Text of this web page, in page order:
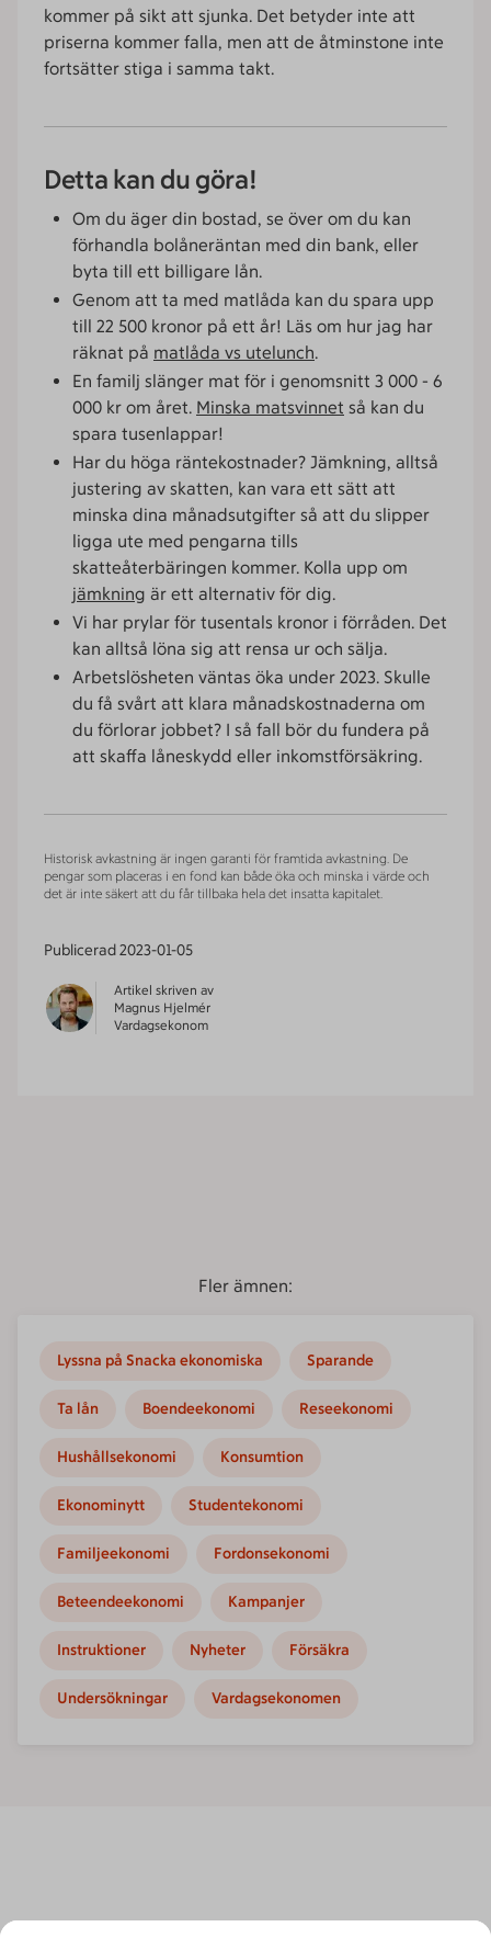
kommer på sikt att sjunka. Det betyder inte att
priserna kommer falla, men att de åtminstone inte
fortsätter stiga i samma takt.
Detta kan du göra!
Om du äger din bostad, se över om du kan
förhandla bolåneräntan med din bank, eller
byta till ett billigare lån.
Genom att ta med matlåda kan du spara upp
till 22 500 kronor på ett år! Läs om hur jag har
räknat på matlåda vs utelunch.
En familj slänger mat för i genomsnitt 3 000 - 6
000 kr om året. Minska matsvinnet så kan du
spara tusenlappar!
Har du höga räntekostnader? Jämkning, alltså
justering av skatten, kan vara ett sätt att
minska dina månadsutgifter så att du slipper
ligga ute med pengarna tills
skatteåterbäringen kommer. Kolla upp om
jämkning är ett alternativ för dig.
Vi har prylar för tusentals kronor i förråden. Det
kan alltså löna sig att rensa ur och sälja.
Arbetslösheten väntas öka under 2023. Skulle
du få svårt att klara månadskostnaderna om
du förlorar jobbet? I så fall bör du fundera på
att skaffa låneskydd eller inkomstförsäkring.
Historisk avkastning är ingen garanti för framtida avkastning. De
pengar som placeras i en fond kan både öka och minska i värde och
det är inte säkert att du får tillbaka hela det insatta kapitalet.
Publicerad2023-01-05
Artikel skriven av
Magnus Hjelmér
Vardagsekonom
Fler ämnen:
Lyssna på Snacka ekonomiska Sparande
Ta lån Boendeekonomi Reseekonomi
Hushållsekonomi Konsumtion
Ekonominytt Studentekonomi
Familjeekonomi Fordonsekonomi
Beteendeekonomi Kampanjer
Instruktioner Nyheter Försäkra
Undersökningar Vardagsekonomen